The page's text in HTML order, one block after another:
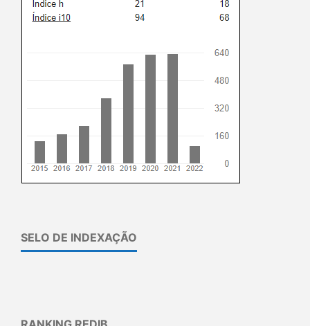
SELO DE INDEXAÇÃO